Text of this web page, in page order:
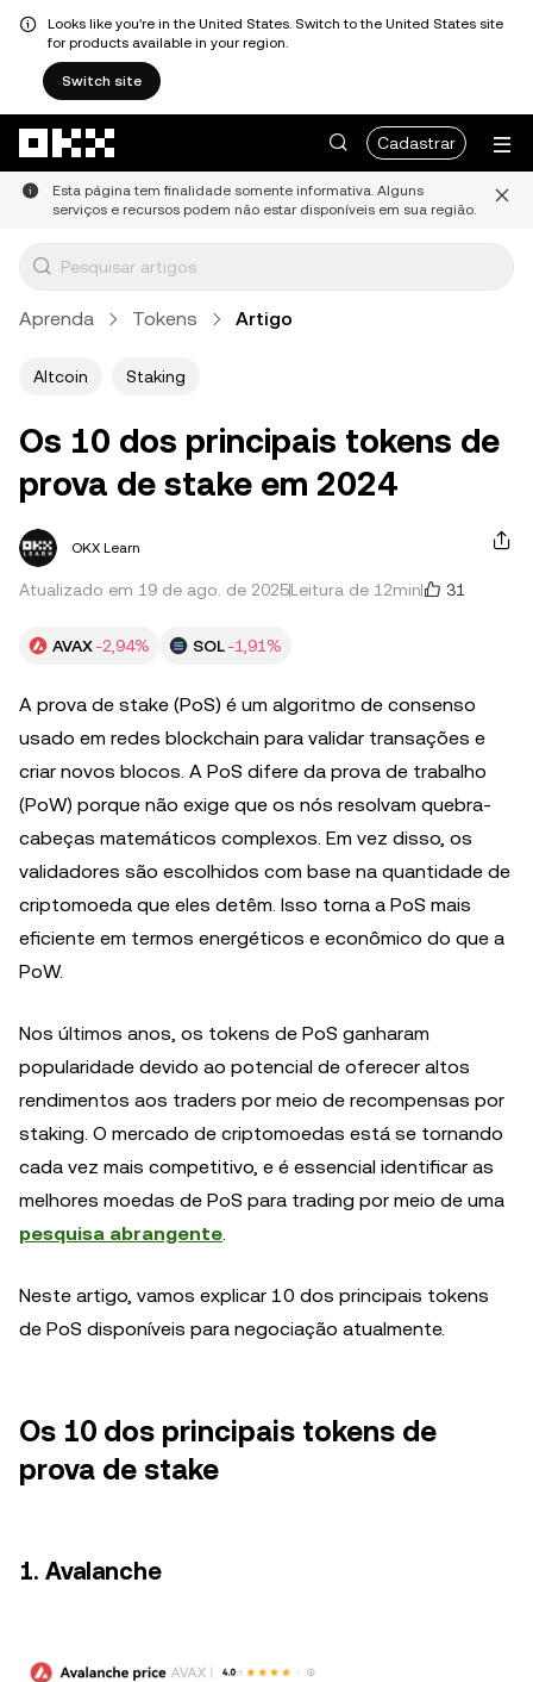
Looks like you're in the United States. Switch to the United States site
for products available in your region.
Switch site
Cadastrar
Esta página tem finalidade somente informativa. Alguns
serviços e recursos podem não estar disponíveis em sua região.
Aprenda Tokens Artigo
Altcoin Staking
Os 10 dos principais tokens de
prova de stake em 2024
OKX Learn
Atualizado em 19 de ago. de 2025Leitura de 12min 31
AVAX-2,94% SOL-1,91%
A prova de stake (PoS) é um algoritmo de consenso
usado em redes blockchain para validar transações e
criar novos blocos. A PoS difere da prova de trabalho
(PoW) porque não exige que os nós resolvam quebra-
cabeças matemáticos complexos. Em vez disso, os
validadores são escolhidos com base na quantidade de
criptomoeda que eles detêm. Isso torna a PoS mais
eficiente em termos energéticos e econômico do que a
PoW.
Nos últimos anos, os tokens de PoS ganharam
popularidade devido ao potencial de oferecer altos
rendimentos aos traders por meio de recompensas por
staking. O mercado de criptomoedas está se tornando
cada vez mais competitivo, e é essencial identificar as
melhores moedas de PoS para trading por meio de uma
pesquisa abrangente.
Neste artigo, vamos explicar 10 dos principais tokens
de PoS disponíveis para negociação atualmente.
Os 10 dos principais tokens de
prova de stake
1. Avalanche